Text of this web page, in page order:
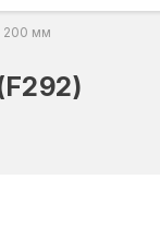
200 мм